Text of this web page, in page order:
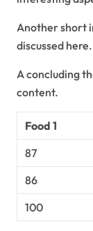
Another short
discussed here.
A concluding
content.
Food 1
87
86
100